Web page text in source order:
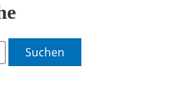
Suchen